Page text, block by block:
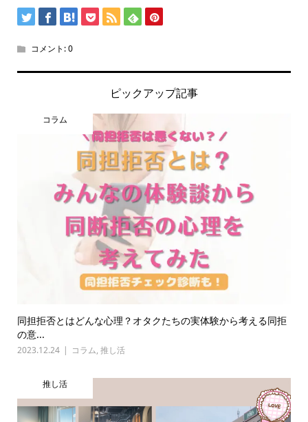
コメント:0
ピックアップ記事
コラム
同担拒否とはどんな心理？オタクたちの実体験から考える同拒
の意...
2023.12.24 コラム, 推し活
推し活